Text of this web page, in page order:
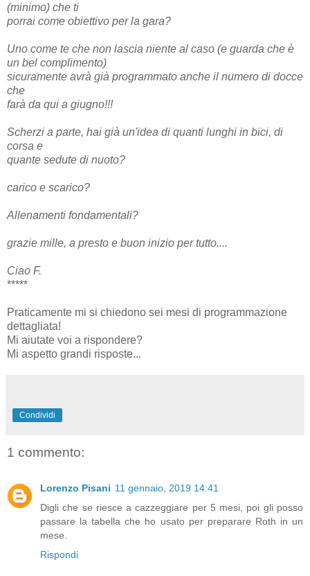
(minimo) che ti
porrai come obiettivo per la gara?
Uno come te che non lascia niente al caso (e guarda che è
un bel complimento)
sicuramente avrà già programmato anche il numero di docce
che
farà da qui a giugno!!!
Scherzi a parte, hai già un'idea di quanti lunghi in bici, di
corsa e
quante sedute di nuoto?
carico e scarico?
Allenamenti fondamentali?
grazie mille, a presto e buon inizio per tutto....
Ciao F.
*****
Praticamente mi si chiedono sei mesi di programmazione
dettagliata!
Mi aiutate voi a rispondere?
Mi aspetto grandi risposte...
Condividi
1 commento:
Lorenzo Pisani 11 gennaio, 2019 14:41
Digli che se riesce a cazzeggiare per 5 mesi, poi gli posso
passare la tabella che ho usato per preparare Roth in un
mese.
Rispondi